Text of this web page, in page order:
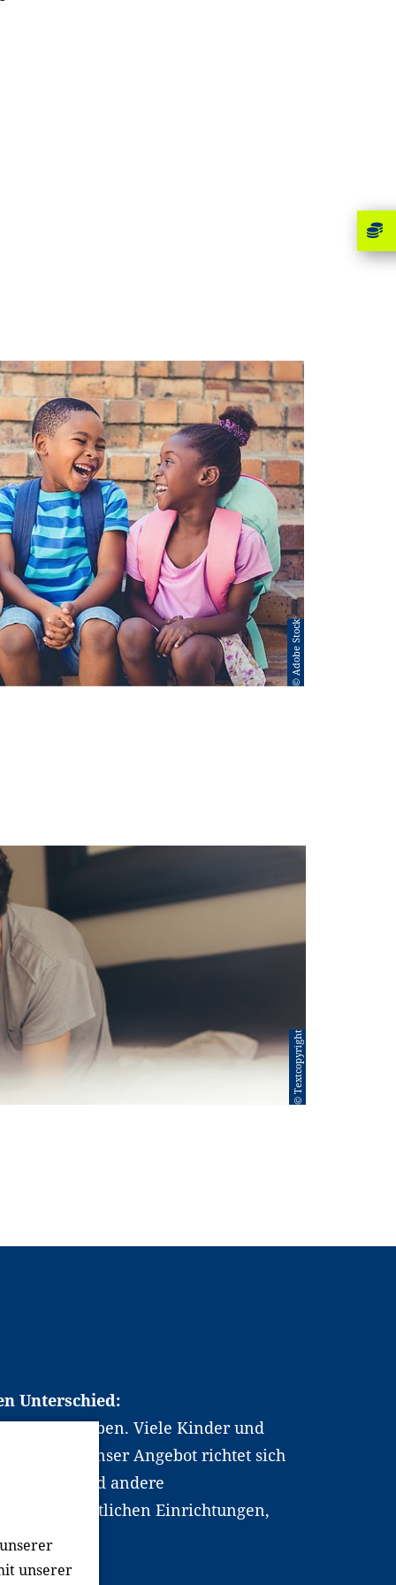
© Adobe Stock
© Textcopyright
Unterschied:
Berufsleben. Viele Kinder und
dabei. Unser Angebot richtet sich
und andere
Einrichtungen,
unserer